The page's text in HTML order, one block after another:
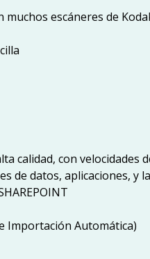
escáneres de
calidad, con velocidades
de datos, aplicaciones, y
Importación Automática)